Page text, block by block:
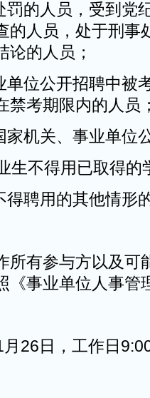
罚的人员，受到党
的人员，处于刑事
论的人员；
单位公开招聘中被
禁考期限内的人员
家机关、事业单位
生不得用已取得的
得聘用的其他情形
所有参与方以及可
《事业单位人事管
26日，工作日